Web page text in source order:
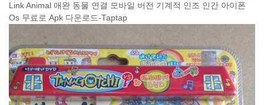
Link Animal 애완 동물 연결 모바일 버전 기계적 인조 인간 아이폰
Os 무료로 Apk 다운로드-Taptap